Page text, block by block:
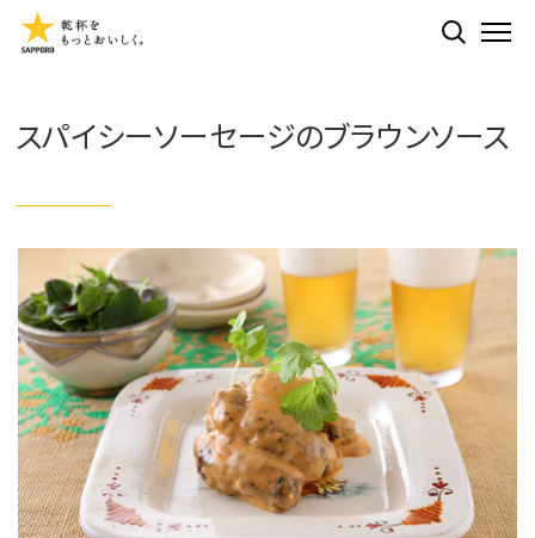
検索する
スパイシーソーセージのブラウンソース